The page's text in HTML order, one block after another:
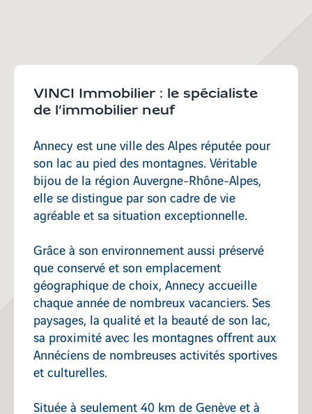
Bourg-en-Bresse
Rillieux-La-Pape
Saint-Didier-au-Mont-d'Or
VINCI Immobilier : le spécialiste
de l’immobilier neuf
Annecy est une ville des Alpes réputée pour
son lac au pied des montagnes. Véritable
bijou de la région Auvergne-Rhône-Alpes,
elle se distingue par son cadre de vie
agréable et sa situation exceptionnelle.
Grâce à son environnement aussi préservé
que conservé et son emplacement
géographique de choix, Annecy accueille
chaque année de nombreux vacanciers. Ses
paysages, la qualité et la beauté de son lac,
sa proximité avec les montagnes offrent aux
Annéciens de nombreuses activités sportives
et culturelles.
Située à seulement 40 km de Genève et à